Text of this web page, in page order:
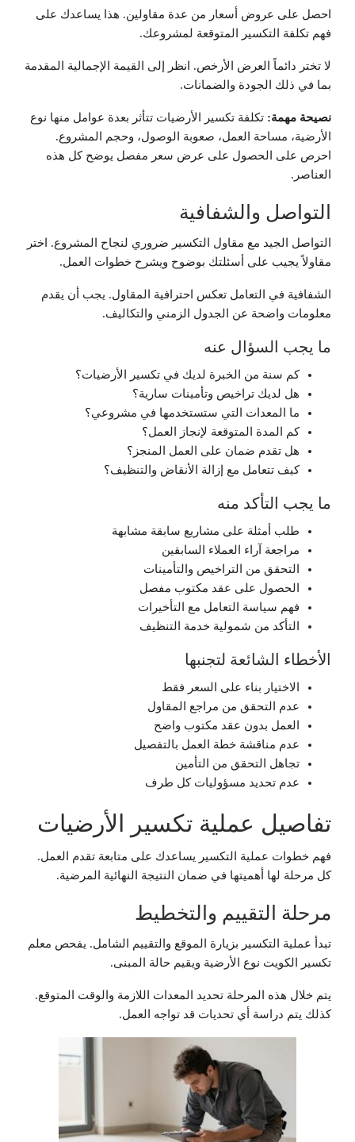
احصل على عروض أسعار من عدة مقاولين. هذا يساعدك على
فهم تكلفة التكسير المتوقعة لمشروعك.
لا تختر دائماً العرض الأرخص. انظر إلى القيمة الإجمالية المقدمة
بما في ذلك الجودة والضمانات.
نصيحة مهمة: تكلفة تكسير الأرضيات تتأثر بعدة عوامل منها نوع
الأرضية، مساحة العمل، صعوبة الوصول، وحجم المشروع.
احرص على الحصول على عرض سعر مفصل يوضح كل هذه
العناصر.
التواصل والشفافية
التواصل الجيد مع مقاول التكسير ضروري لنجاح المشروع. اختر
مقاولاً يجيب على أسئلتك بوضوح ويشرح خطوات العمل.
الشفافية في التعامل تعكس احترافية المقاول. يجب أن يقدم
معلومات واضحة عن الجدول الزمني والتكاليف.
ما يجب السؤال عنه
كم سنة من الخبرة لديك في تكسير الأرضيات؟
هل لديك تراخيص وتأمينات سارية؟
ما المعدات التي ستستخدمها في مشروعي؟
كم المدة المتوقعة لإنجاز العمل؟
هل تقدم ضمان على العمل المنجز؟
كيف تتعامل مع إزالة الأنقاض والتنظيف؟
ما يجب التأكد منه
طلب أمثلة على مشاريع سابقة مشابهة
مراجعة آراء العملاء السابقين
التحقق من التراخيص والتأمينات
الحصول على عقد مكتوب مفصل
فهم سياسة التعامل مع التأخيرات
التأكد من شمولية خدمة التنظيف
الأخطاء الشائعة لتجنبها
الاختيار بناء على السعر فقط
عدم التحقق من مراجع المقاول
العمل بدون عقد مكتوب واضح
عدم مناقشة خطة العمل بالتفصيل
تجاهل التحقق من التأمين
عدم تحديد مسؤوليات كل طرف
تفاصيل عملية تكسير الأرضيات
فهم خطوات عملية التكسير يساعدك على متابعة تقدم العمل.
كل مرحلة لها أهميتها في ضمان النتيجة النهائية المرضية.
مرحلة التقييم والتخطيط
تبدأ عملية التكسير بزيارة الموقع والتقييم الشامل. يفحص معلم
تكسير الكويت نوع الأرضية ويقيم حالة المبنى.
يتم خلال هذه المرحلة تحديد المعدات اللازمة والوقت المتوقع.
كذلك يتم دراسة أي تحديات قد تواجه العمل.